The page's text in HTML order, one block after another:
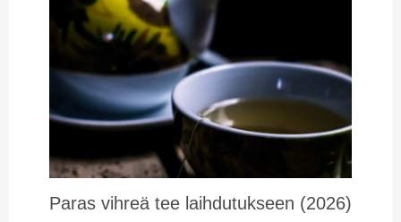
Paras vihreä tee laihdutukseen (2026)